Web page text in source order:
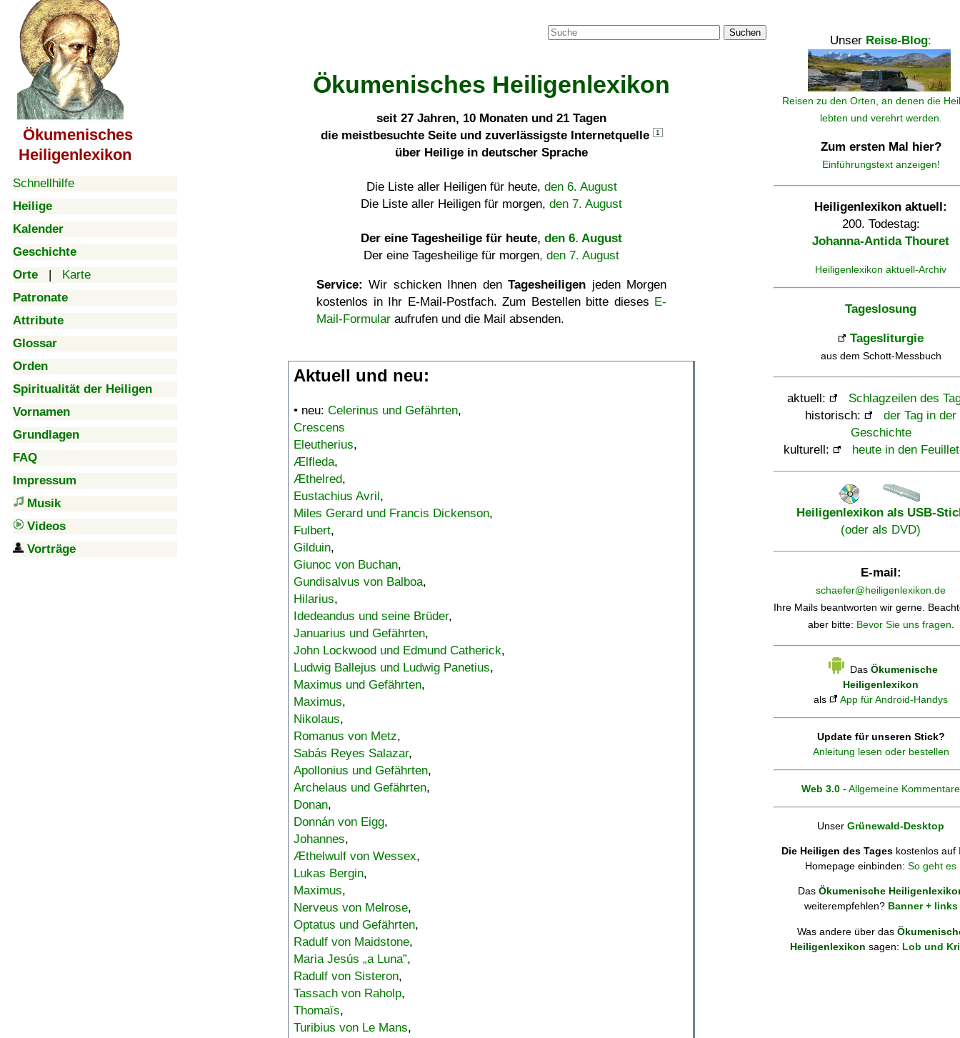
Ökumenisches
Heiligenlexikon
Schnellhilfe
Heilige
Kalender
Geschichte
Orte | Karte
Patronate
Attribute
Glossar
Orden
Spiritualität der Heiligen
Vornamen
Grundlagen
FAQ
Impressum
Musik
Videos
Vorträge
Suchen
Ökumenisches Heiligenlexikon
seit 27 Jahren, 10 Monaten und 21 Tagen
die meistbesuchte Seite und zuverlässigste Internetquelle
1
über Heilige in deutscher Sprache
Die Liste aller Heiligen für heute, den 6. August
Die Liste aller Heiligen für morgen, den 7. August
Der eine Tagesheilige für heute, den 6. August
Der eine Tagesheilige für morgen, den 7. August
Service: Wir schicken Ihnen denTagesheiligen jeden Morgen
kostenlos in Ihr E-Mail-Postfach. Zum Bestellen bitte dieses E-
Mail-Formular aufrufen und die Mail absenden.
Aktuell und neu:
• neu: Celerinus und Gefährten,
Crescens
Eleutherius,
Ælfleda,
Æthelred,
Eustachius Avril,
Miles Gerard und Francis Dickenson,
Fulbert,
Gilduin,
Giunoc von Buchan,
Gundisalvus von Balboa,
Hilarius,
Idedeandus und seine Brüder,
Januarius und Gefährten,
John Lockwood und Edmund Catherick,
Ludwig Ballejus und Ludwig Panetius,
Maximus und Gefährten,
Maximus,
Nikolaus,
Romanus von Metz,
Sabás Reyes Salazar,
Apollonius und Gefährten,
Archelaus und Gefährten,
Donan,
Donnán von Eigg,
Johannes,
Æthelwulf von Wessex,
Lukas Bergin,
Maximus,
Nerveus von Melrose,
Optatus und Gefährten,
Radulf von Maidstone,
Maria Jesús „a Luna”,
Radulf von Sisteron,
Tassach von Raholp,
Thomaïs,
Turibius von Le Mans,
Unser Reise-Blog:
Reisen zu den Orten, an denen die
lebten und verehrt werden.
Zum ersten Mal hier?
Einführungstext anzeigen!
Heiligenlexikon aktuell:
200. Todestag:
Johanna-Antida Thouret
Heiligenlexikon aktuell-Archiv
Tageslosung
Tagesliturgie
aus dem Schott-Messbuch
aktuell:
Schlagzeilen des
historisch:
der Tag in der
Geschichte
kulturell:
heute in den
Heiligenlexikon als USB-
(oder als DVD)
E-mail:
schaefer@heiligenlexikon.de
Ihre Mails beantworten wir gerne.
aber bitte: Bevor Sie uns fragen.
Das Ökumenische
Heiligenlexikon
als
App für Android-Handys
Update für unseren Stick?
Anleitung lesen oder bestellen
Web 3.0 - Allgemeine Kommentare
Unser Grünewald-Desktop
Die Heiligen des Tages kostenlos auf
Homepage einbinden: So geht es
Das Ökumenische
weiterempfehlen? Banner + links
Was andere über das
Heiligenlexikon sagen: Lob und